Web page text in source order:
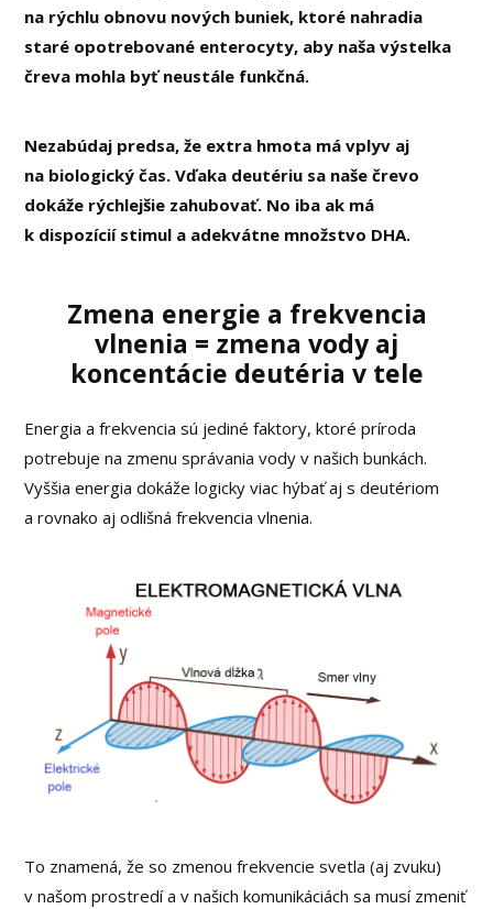
na rýchlu obnovu nových buniek, ktoré nahradia
staré opotrebované enterocyty, aby naša výstelka
čreva mohla byť neustále funkčná.
Nezabúdaj predsa, že extra hmota má vplyv aj
na biologický čas. Vďaka deutériu sa naše črevo
dokáže rýchlejšie zahubovať. No iba ak má
k dispozícií stimul a adekvátne množstvo DHA.
Zmena energie a frekvencia
vlnenia = zmena vody aj
koncentácie deutéria v tele
Energia a frekvencia sú jediné faktory, ktoré príroda
potrebuje na zmenu správania vody v našich bunkách.
Vyššia energia dokáže logicky viac hýbať aj s deutériom
a rovnako aj odlišná frekvencia vlnenia.
To znamená, že so zmenou frekvencie svetla (aj zvuku)
v našom prostredí a v našich komunikáciách sa musí zmeniť